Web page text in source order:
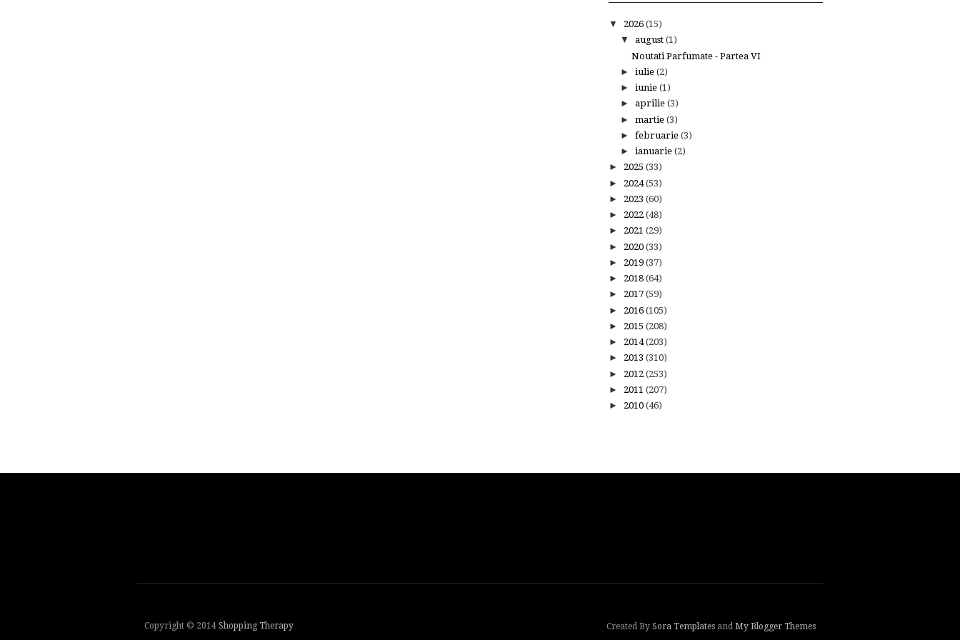
▼ 2026 (15)
▼ august (1)
Noutati Parfumate - Partea VI
► iulie (2)
► iunie (1)
► aprilie (3)
► martie (3)
► februarie (3)
► ianuarie (2)
► 2025 (33)
► 2024(53)
► 2023 (60)
► 2022 (48)
► 2021 (29)
► 2020 (33)
► 2019 (37)
► 2018 (64)
► 2017 (59)
► 2016 (105)
► 2015 (208)
► 2014(203)
► 2013 (310)
► 2012 (253)
► 2011 (207)
► 2010 (46)
Copyright © 2014 Shopping Therapy Created By Sora Templates and My Blogger Themes